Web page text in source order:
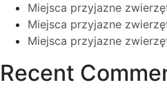
Miejsca przyjazne
Miejsca przyjazne
Miejsca przyjazne
Recent